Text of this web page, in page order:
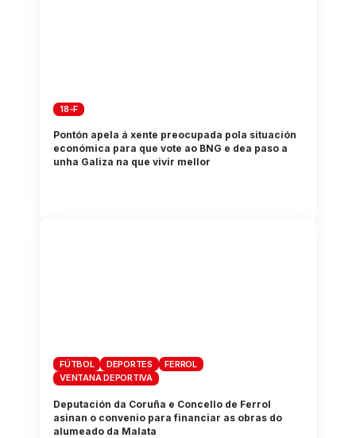
18-F
Pontón apela á xente preocupada pola situación
económica para que vote ao BNG e dea paso a
unha Galiza na que vivir mellor
FÚTBOL DEPORTES
FERROL
VENTANA DEPORTIVA
Deputación da Coruña e Concello de Ferrol
asinan o convenio para financiar as obras do
alumeado da Malata